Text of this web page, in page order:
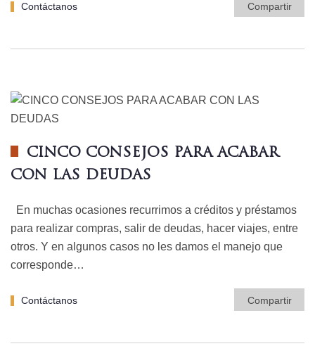
Contáctanos Compartir
CINCO CONSEJOS PARA ACABAR
CON LAS DEUDAS
En muchas ocasiones recurrimos a créditos y préstamos
para realizar compras, salir de deudas, hacer viajes, entre
otros. Y en algunos casos no les damos el manejo que
corresponde…
Contáctanos Compartir